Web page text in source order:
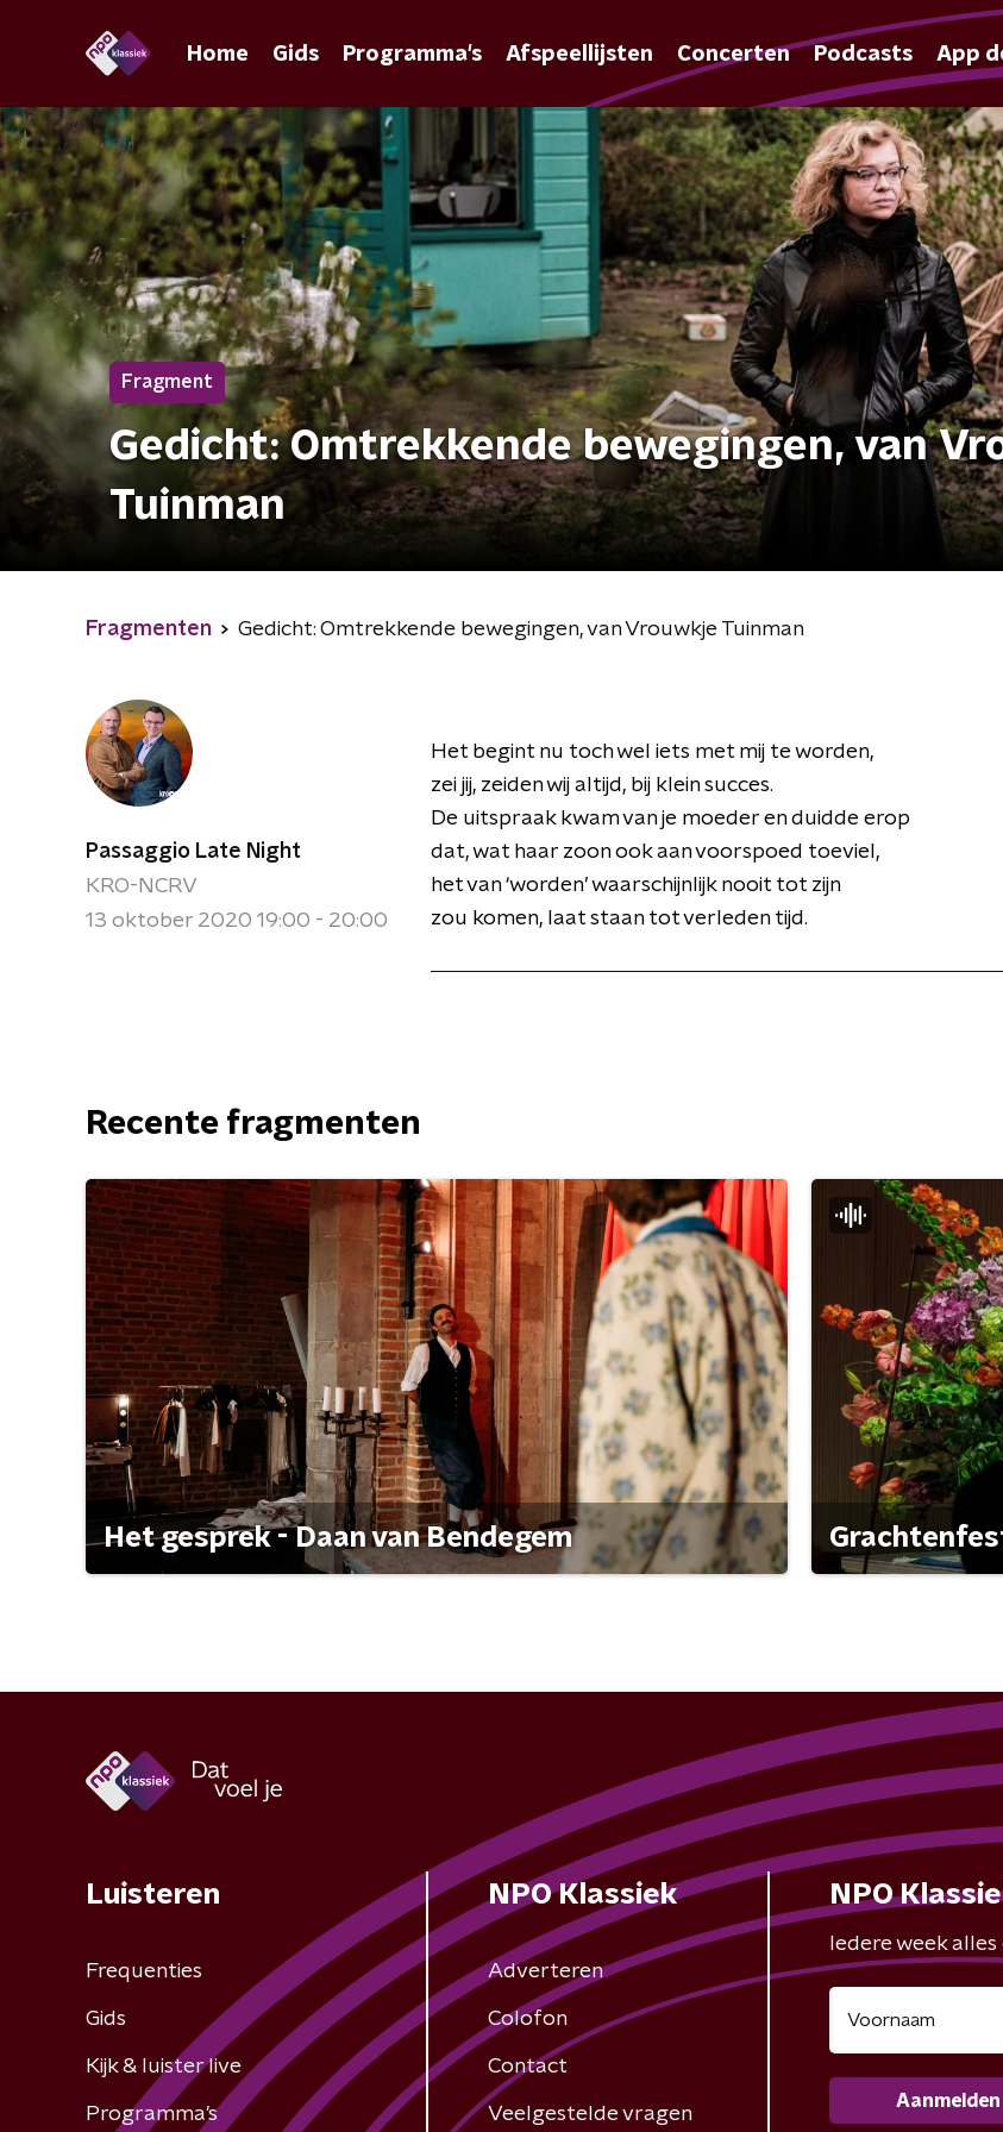
Home Gids Programma's Afspeellijsten Concerten Podcasts App
Fragment
Gedicht: Omtrekkende bewegingen, van
Tuinman
Fragmenten Gedicht: Omtrekkende bewegingen, van Vrouwkje Tuinman
Passaggio Late Night
KRO-NCRV
13 oktober 2020 19:00 - 20:00
Het begint nu toch wel iets met mij te worden,
zei jij, zeiden wij altijd, bij klein succes.
De uitspraak kwam van je moeder en duidde erop
dat, wat haar zoon ook aan voorspoed toeviel,
het van ‘worden’ waarschijnlijk nooit tot zijn
zou komen, laat staan tot verleden tijd.
Recente fragmenten
Het gesprek - Daan van Bendegem
Luisteren
Frequenties
Gids
Kijk & luister live
Programma's
NPO Klassiek
Adverteren
Colofon
Contact
Veelgestelde vragen
NPO
Iedere week
Aanmelden